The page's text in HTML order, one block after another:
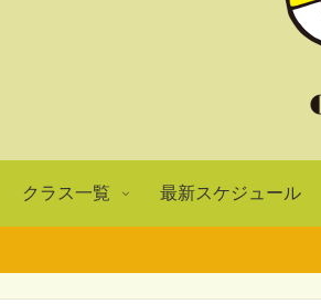
クラス一覧 最新スケジュール